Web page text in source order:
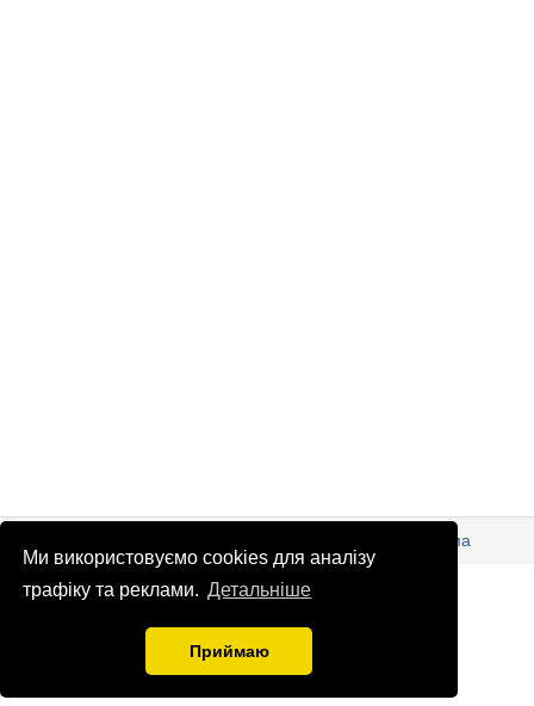
Ми використовуємо cookies для аналізу
трафіку та реклами. Детальніше
Приймаю
Реклама
info@patrioty.org.ua